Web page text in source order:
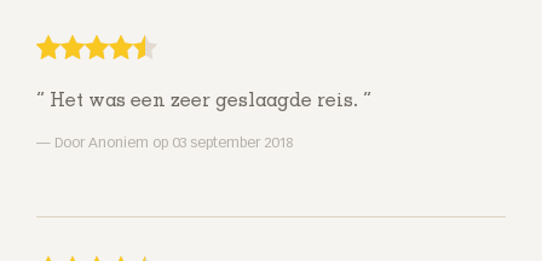
Het was een zeer geslaagde reis.
Door Anoniem op 03 september 2018